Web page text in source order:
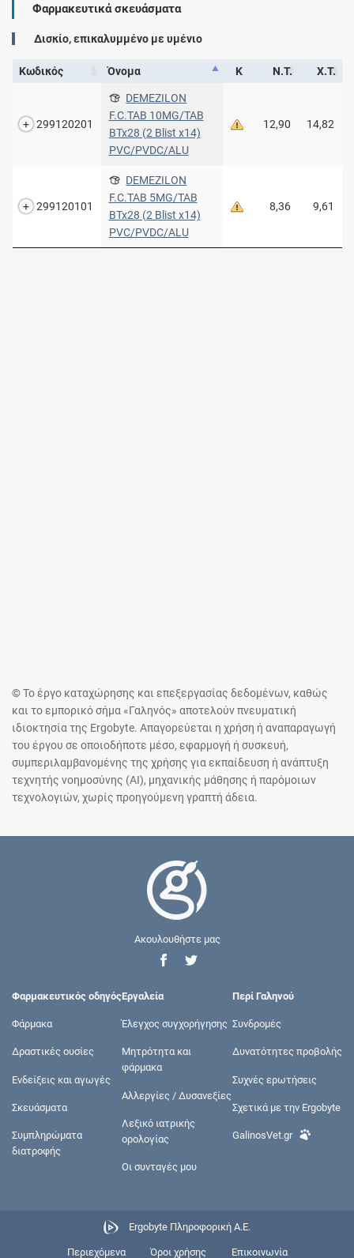
Φαρμακευτικά σκευάσματα
Δισκίο, επικαλυμμένο με υμένιο
Κωδικός Όνομα Κ Ν.Τ. Χ.Τ.
299120201
DEMEZILON
F.C.TAB 10MG/TAB
BTx28 (2 Blist x14)
PVC/PVDC/ALU
12,90 14,82
299120101
DEMEZILON
F.C.TAB 5MG/TAB
BTx28 (2 Blist x14)
PVC/PVDC/ALU
8,36 9,61
© Το έργο καταχώρησης και επεξεργασίας δεδομένων, καθώς
και το εμπορικό σήμα «Γαληνός» αποτελούν πνευματική
ιδιοκτησία της Ergobyte. Απαγορεύεται η χρήση ή αναπαραγωγή
του έργου σε οποιοδήποτε μέσο, εφαρμογή ή συσκευή,
συμπεριλαμβανομένης της χρήσης για εκπαίδευση ή ανάπτυξη
τεχνητής νοημοσύνης (AI), μηχανικής μάθησης ή παρόμοιων
τεχνολογιών, χωρίς προηγούμενη γραπτή άδεια.
Ακουλουθήστε μας
Φαρμακευτικός οδηγός
Φάρμακα
Δραστικές ουσίες
Ενδείξεις και αγωγές
Σκευάσματα
Συμπληρώματα
διατροφής
Εργαλεία
Έλεγχος συγχορήγησης
Μητρότητα και
φάρμακα
Αλλεργίες / Δυσανεξίες
Λεξικό ιατρικής
ορολογίας
Οι συνταγές μου
Περί Γαληνού
Συνδρομές
Δυνατότητες προβολής
Συχνές ερωτήσεις
Σχετικά με την Ergobyte
GalinosVet.gr
Ergobyte Πληροφορική Α.Ε.
Περιεχόμενα Όροι χρήσης Επικοινωνία